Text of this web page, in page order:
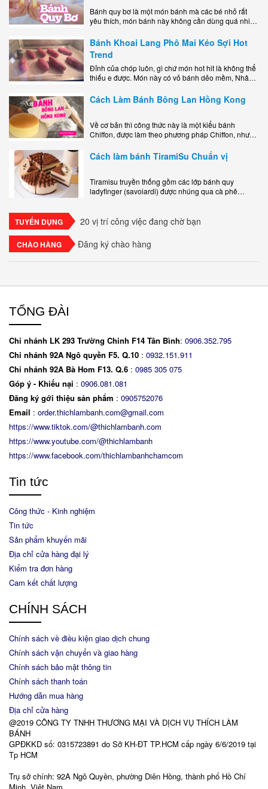
Bánh quy bơ là một món bánh mà các bé nhỏ rất
yêu thích, món bánh này không cần dùng quá nhiều
Bánh Khoai Lang Phô Mai Kéo Sợi Hot
Trend
Đỉnh của chóp luôn, gì chứ món hot hit là không thể
thiếu e được. Món này có vỏ bánh dẻo mềm, Nhân
Cách Làm Bánh Bông Lan Hồng Kong
Về cơ bản thì công thức này là một kiểu bánh
Chiffon, được làm theo phương pháp Chiffon, nhưng
ngon, làm..
Cách làm bánh TiramiSu Chuẩn vị
Tiramisu truyền thống gồm các lớp bánh quy
ladyfinger (savoiardi) được nhúng qua cà phê
TUYỂN DỤNG 20 vị trí công việc đang chờ bạn
CHÀO HÀNG Đăng ký chào hàng
TỔNG ĐÀI
Chi nhánh LK 293 Trường Chinh F14 Tân Bình: 0906.352.795
Chi nhánh 92A Ngô quyền F5. Q.10 : 0932.151.911
Chi nhánh 92A Bà Hom F13. Q.6 : 0985 305 075
Góp ý - Khiếu nại : 0906.081.081
Đăng ký gới thiệu sản phẩm : 0905752076
Email : order.thichlambanh.com@gmail.com
https://www.tiktok.com/@thichlambanh.com
https://www.youtube.com/@thichlambanh
https://www.facebook.com/thichlambanhchamcom
Tin tức
Công thức - Kinh nghiệm
Tin tức
Sản phẩm khuyến mãi
Địa chỉ cửa hàng đại lý
Kiểm tra đơn hàng
Cam kết chất lượng
CHÍNH SÁCH
Chính sách về điều kiện giao dịch chung
Chính sách vận chuyển và giao hàng
Chính sách bảo mật thông tin
Chính sách thanh toán
Hướng dẫn mua hàng
Địa chỉ cửa hàng
@2019 CÔNG TY TNHH THƯƠNG MẠI VÀ DỊCH VỤ THÍCH LÀM
BÁNH
GPĐKKD số: 0315723891 do Sở KH-ĐT TP.HCM cấp ngày 6/6/2019 tại
Tp HCM
Trụ sở chính: 92A Ngô Quyền, phường Diên Hồng, thành phố Hồ Chí